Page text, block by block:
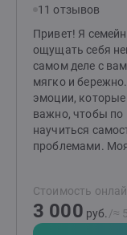
поддержка и
Вместе мы
легче,
шагам?
переменам!
11 отзывов
Привет! Я
ощущать себя
самом деле с
мягко и
эмоции,
важно, чтобы по
научиться
проблемами.
работы вам
консультациях.
16 лет (с
Стоимость
3 000 руб. /≈